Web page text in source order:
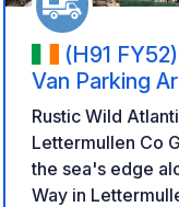
(H91
Van Parking
Rustic Wild
Lettermullen Co Galway
the sea's edge
Way in